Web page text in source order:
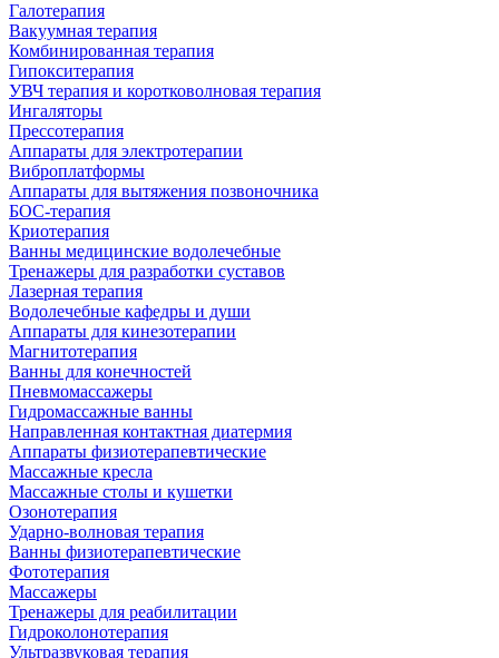
Галотерапия
Вакуумная терапия
Комбинированная терапия
Гипокситерапия
УВЧ терапия и коротковолновая терапия
Ингаляторы
Прессотерапия
Аппараты для электротерапии
Виброплатформы
Аппараты для вытяжения позвоночника
БОС-терапия
Криотерапия
Ванны медицинские водолечебные
Тренажеры для разработки суставов
Лазерная терапия
Водолечебные кафедры и души
Аппараты для кинезотерапии
Магнитотерапия
Ванны для конечностей
Пневмомассажеры
Гидромассажные ванны
Направленная контактная диатермия
Аппараты физиотерапевтические
Массажные кресла
Массажные столы и кушетки
Озонотерапия
Ударно-волновая терапия
Ванны физиотерапевтические
Фототерапия
Массажеры
Тренажеры для реабилитации
Гидроколонотерапия
Ультразвуковая терапия